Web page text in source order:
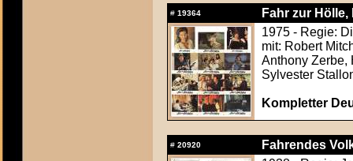
# 19364
Fahr zur
1975 - Regie:
mit: Robert
Anthony Zerbe,
Sylvester
Kompletter
# 20920
Fahrendes